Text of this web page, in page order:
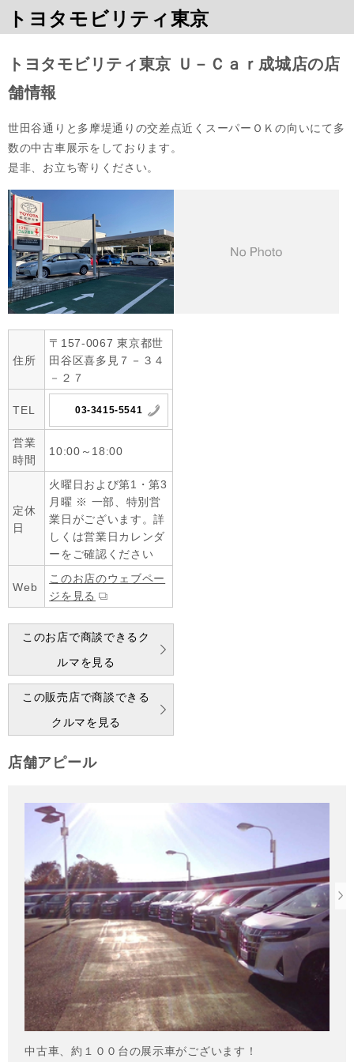
トヨタモビリティ東京
トヨタモビリティ東京 Ｕ－Ｃａｒ成城店の店
舗情報
世田谷通りと多摩堤通りの交差点近くスーパーＯＫの向いにて多
数の中古車展示をしております。
是非、お立ち寄りください。
住所
〒157-0067 東京都世
田谷区喜多見７－３４
－２７
TEL 03-3415-5541
営業
時間
10:00～18:00
定休
日
火曜日および第1・第3
月曜 ※ 一部、特別営
業日がございます。詳
しくは営業日カレンダ
ーをご確認ください
Web
このお店のウェブペー
ジを見る
このお店で商談できるク
ルマを見る
この販売店で商談できる
クルマを見る
店舗アピール